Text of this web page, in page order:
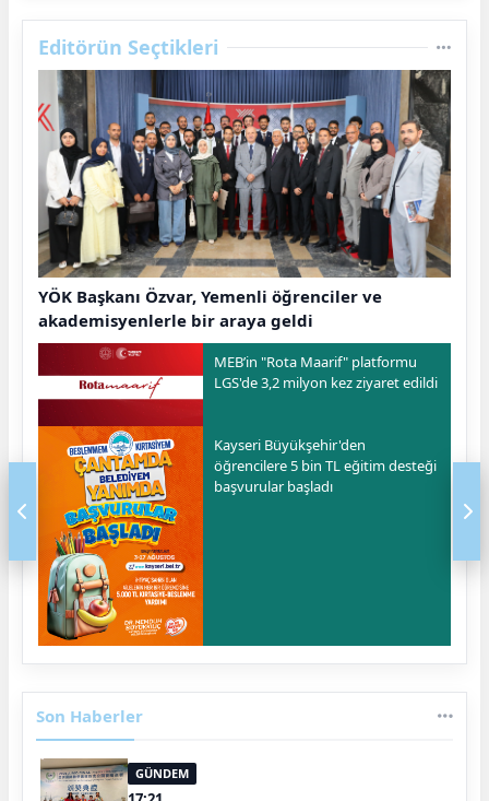
Editörün Seçtikleri
YÖK Başkanı Özvar, Yemenli öğrenciler ve
akademisyenlerle bir araya geldi
MEB’in "Rota Maarif" platformu
LGS'de 3,2 milyon kez ziyaret edildi
Kayseri Büyükşehir'den
öğrencilere 5 bin TL eğitim desteği
başvurular başladı
Son Haberler
GÜNDEM